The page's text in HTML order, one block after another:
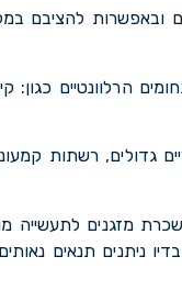
40 טון קירור הוא, כאמור, בניידותם ובאפשרות
הרלוונטיים כגון:
גדולים, רשתות
מזגנים לתעשייה
ניתנים תנאים